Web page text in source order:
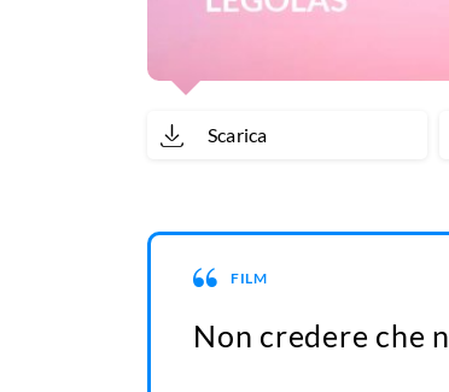
Scarica
FILM
Non credere che